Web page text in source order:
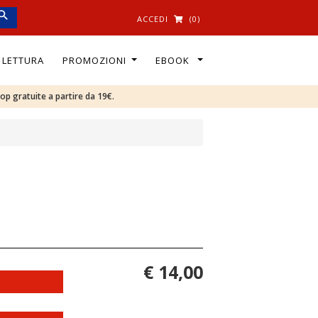
ACCEDI (0)
PROMOZIONI EBOOK
gratuite a partire da 19€.
€ 14,00